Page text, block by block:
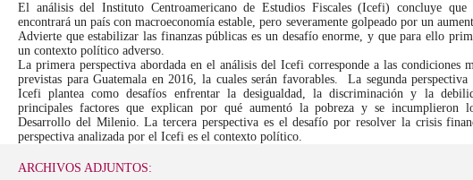
El análisis del Instituto Centroamericano de Estudios Fiscales (Icefi) concluye que
encontrará un país con macroeconomía estable, pero severamente golpeado por un
Advierte que estabilizar las finanzas públicas es un desafío enorme, y que para ello
un contexto político adverso.
La primera perspectiva abordada en el análisis del Icefi corresponde a las condiciones
previstas para Guatemala en 2016, la cuales serán favorables. La segunda
Icefi plantea como desafíos enfrentar la desigualdad, la discriminación y la
principales factores que explican por qué aumentó la pobreza y se incumplieron
Desarrollo del Milenio. La tercera perspectiva es el desafío por resolver la crisis
perspectiva analizada por el Icefi es el contexto político.
ARCHIVOS ADJUNTOS: